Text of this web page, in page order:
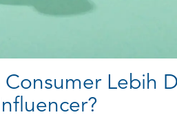
Consumer Lebih